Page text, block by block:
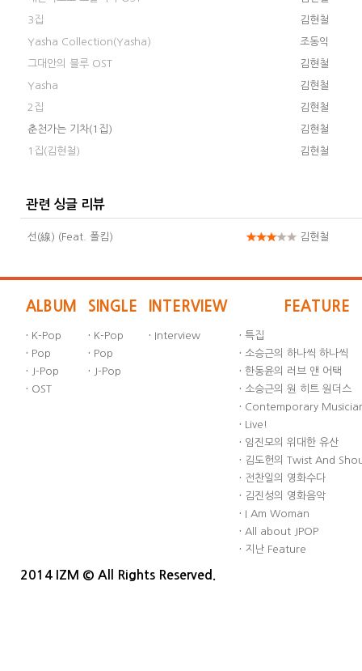
3집 김현철
Yasha Collection(Yasha) 조동익
그대안의 블루 OST 김현철
Yasha 김현철
2집 김현철
춘천가는 기차(1집) 김현철
1집(김현철) 김현철
관련 싱글 리뷰
선(線) (Feat. 폴킴) 김현철
ALBUM
· K-Pop
· Pop
· J-Pop
· OST
SINGLE
· K-Pop
· Pop
· J-Pop
INTERVIEW
· Interview
FEATURE
· 특집
· 소승근의 하나씩 하나씩
· 한동윤의 러브 앤 어택
· 소승근의 원 히트 원더스
· Contemporary
· Live!
· 임진모의 위대한 유산
· 김도헌의 Twist And
· 전찬일의 영화수다
· 김진성의 영화음악
· I Am Woman
· All about JPOP
· 지난 Feature
2014 IZM © All Rights Reserved.